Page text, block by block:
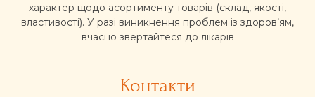
характер щодо асортименту товарів (склад, якості,
властивості). У разі виникнення проблем із здоров’ям,
вчасно звертайтеся до лікарів
Контакти